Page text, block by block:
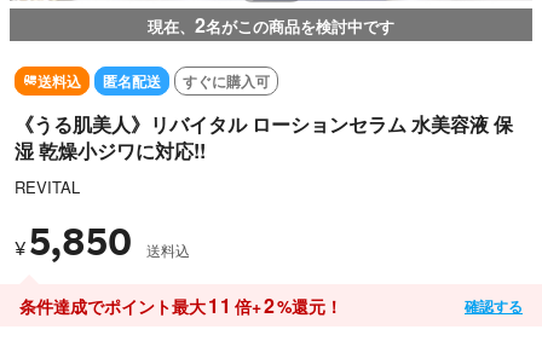
現在、 2名がこの商品を検討中です
送料込 匿名配送 すぐに購入可
《うる肌美人》リバイタル ローションセラム 水美容液 保
湿 乾燥小ジワに対応!!
REVITAL
¥ 5,850 送料込
条件達成でポイント最大11 倍+2%還元！ 確認する